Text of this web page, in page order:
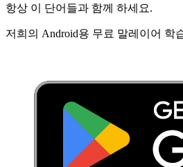
항상 이 단어들과 함께 하세요.
저희의 Android용 무료 말레이어 학